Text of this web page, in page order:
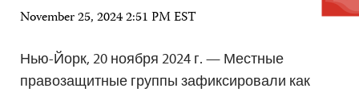
November 25, 2024 2:51 PM EST
Нью-Йорк, 20 ноября 2024 г. — Местные
правозащитные группы зафиксировали как